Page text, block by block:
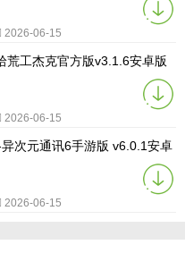
2026-06-15
荒工杰克官方版v3.1.6安卓版
2026-06-15
次元通讯6手游版 v6.0.1安卓
2026-06-15